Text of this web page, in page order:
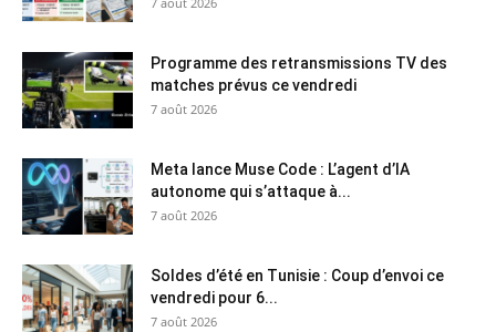
Programme des retransmissions TV des
matches prévus ce vendredi
7 août 2026
Meta lance Muse Code : L’agent d’IA
autonome qui s’attaque à...
7 août 2026
Soldes d’été en Tunisie : Coup d’envoi ce
vendredi pour 6...
7 août 2026